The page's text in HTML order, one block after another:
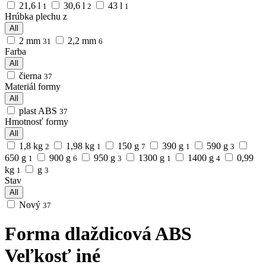
21,6 l 1 30,6 l 2 43 l 1
Hrúbka plechu z
All
2 mm 31 2,2 mm 6
Farba
All
čierna 37
Materiál formy
All
plast ABS 37
Hmotnosť formy
All
1,8 kg 2 1,98 kg 1 150 g 7 390 g 1 590 g 3
650 g 1 900 g 6 950 g 3 1300 g 1 1400 g 4
0,99
kg 1 g 3
Stav
All
Nový 37
Forma dlaždicová ABS
Veľkosť iné